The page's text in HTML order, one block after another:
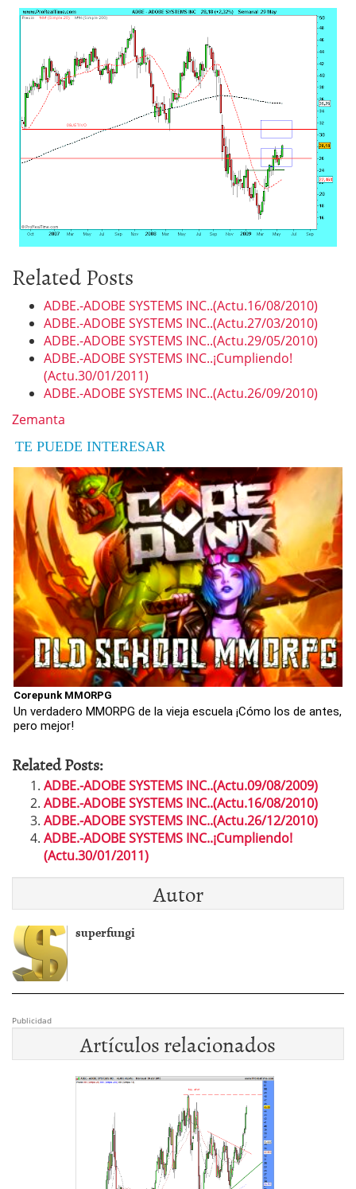
Related Posts
ADBE.-ADOBE SYSTEMS INC..(Actu.16/08/2010)
ADBE.-ADOBE SYSTEMS INC..(Actu.27/03/2010)
ADBE.-ADOBE SYSTEMS INC..(Actu.29/05/2010)
ADBE.-ADOBE SYSTEMS INC..¡Cumpliendo!
(Actu.30/01/2011)
ADBE.-ADOBE SYSTEMS INC..(Actu.26/09/2010)
Zemanta
TE PUEDE INTERESAR
Corepunk MMORPG
Un verdadero MMORPG de la vieja escuela ¡Cómo los de antes,
pero mejor!
Related Posts:
ADBE.-ADOBE SYSTEMS INC..(Actu.09/08/2009)
ADBE.-ADOBE SYSTEMS INC..(Actu.16/08/2010)
ADBE.-ADOBE SYSTEMS INC..(Actu.26/12/2010)
ADBE.-ADOBE SYSTEMS INC..¡Cumpliendo!
(Actu.30/01/2011)
Autor
superfungi
Publicidad
Artículos relacionados